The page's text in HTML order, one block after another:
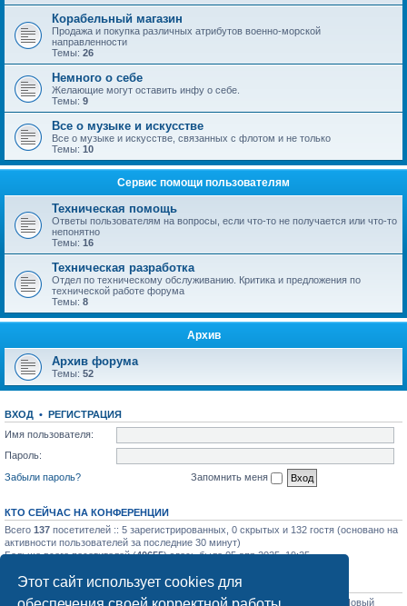
Этот сайт использует cookies для
Корабельный магазин
Продажа и покупка различных атрибутов военно-морской
направленности
Темы: 26
Немного о себе
Желающие могут оставить инфу о себе.
Темы: 9
Все о музыке и искусстве
Все о музыке и искусстве, связанных с флотом и не только
Темы: 10
Сервис помощи пользователям
Техническая помощь
Ответы пользователям на вопросы, если что-то не получается или что-то
непонятно
Темы: 16
Техническая разработка
Отдел по техническому обслуживанию. Критика и предложения по
технической работе форума
Темы: 8
Архив
Архив форума
Темы: 52
ВХОД • РЕГИСТРАЦИЯ
Имя пользователя:
Пароль:
Забыли пароль?
Запомнить меня
КТО СЕЙЧАС НА КОНФЕРЕНЦИИ
Всего 137 посетителей :: 5 зарегистрированных, 0 скрытых и 132 гостя (основано на
активности пользователей за последние 30 минут)
Больше всего посетителей (40655) здесь было 05 апр 2025, 19:25
СТАТИСТИКА
Всего сообщений:31758• Всего тем:1129• Всего пользователей: • Новый